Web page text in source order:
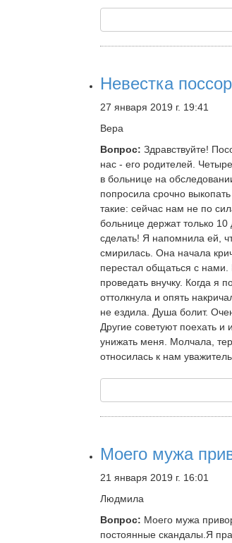
Невестка
27 января 2019 г. 19:41
Вера
Вопрос: Здравствуйте!
нас - его родителей.
в больнице на
попросила срочно
такие: сейчас нам не по
больнице держат только
сделать! Я напомнила ей,
смирилась. Она начала
перестал общаться с нами.
проведать внучку. Когда я
оттолкнула и опять
не ездила. Душа болит.
Другие советуют поехать
унижать меня. Молчала,
относилась к нам
Моего мужа
21 января 2019 г. 16:01
Людмила
Вопрос: Моего мужа
постоянные скандалы.Я